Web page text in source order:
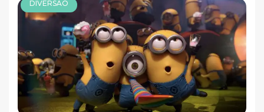
DIVERSÃO